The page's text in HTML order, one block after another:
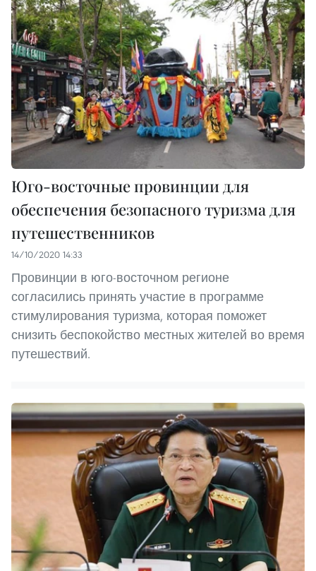
Юго-восточные провинции для
обеспечения безопасного туризма для
путешественников
14/10/2020 14:33
Провинции в юго-восточном регионе
согласились принять участие в программе
стимулирования туризма, которая поможет
снизить беспокойство местных жителей во время
путешествий.